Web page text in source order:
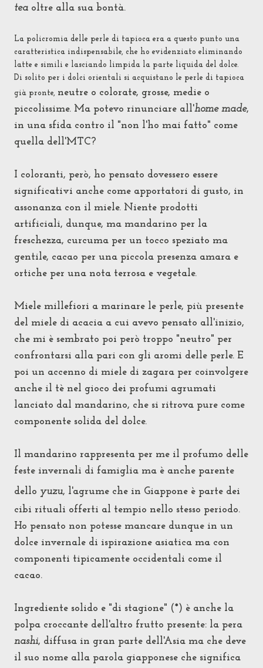
tea oltre alla sua bontà.
La policromia delle perle di tapioca era a questo punto una
caratteristica indispensabile, che ho evidenziato eliminando
latte e simili e lasciando limpida la parte liquida del dolce.
Di solito per i dolci orientali si acquistano le perle di tapioca
già pronte, neutre o colorate, grosse, medie o
piccolissime. Ma potevo rinunciare all'home made,
in una sfida contro il "non l'ho mai fatto" come
quella dell'MTC?
I coloranti, però, ho pensato dovessero essere
significativi anche come apportatori di gusto, in
assonanza con il miele. Niente prodotti
artificiali, dunque, ma mandarino per la
freschezza, curcuma per un tocco speziato ma
gentile, cacao per una piccola presenza amara e
ortiche per una nota terrosa e vegetale.
Miele millefiori a marinare le perle, più presente
del miele di acacia a cui avevo pensato all'inizio,
che mi è sembrato poi però troppo "neutro" per
confrontarsi alla pari con gli aromi delle perle. E
poi un accenno di miele di zagara per coinvolgere
anche il tè nel gioco dei profumi agrumati
lanciato dal mandarino, che si ritrova pure come
componente solida del dolce.
Il mandarino rappresenta per me il profumo delle
feste invernali di famiglia ma è anche parente
dello yuzu, l'agrume che in Giappone è parte dei
cibi rituali offerti al tempio nello stesso periodo.
Ho pensato non potesse mancare dunque in un
dolce invernale di ispirazione asiatica ma con
componenti tipicamente occidentali come il
cacao.
Ingrediente solido e "di stagione" (*) è anche la
polpa croccante dell'altro frutto presente: la pera
nashi, diffusa in gran parte dell'Asia ma che deve
il suo nome alla parola giapponese che significa